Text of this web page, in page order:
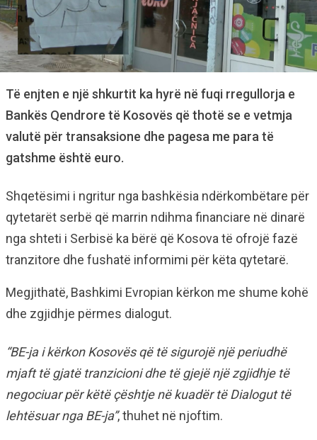
Të enjten e një shkurtit ka hyrë në fuqi rregullorja e
Bankës Qendrore të Kosovës që thotë se e vetmja
valutë për transaksione dhe pagesa me para të
gatshme është euro.
Shqetësimi i ngritur nga bashkësia ndërkombëtare për
qytetarët serbë që marrin ndihma financiare në dinarë
nga shteti i Serbisë ka bërë që Kosova të ofrojë fazë
tranzitore dhe fushatë informimi për këta qytetarë.
Megjithatë, Bashkimi Evropian kërkon me shume kohë
dhe zgjidhje përmes dialogut.
“BE-ja i kërkon Kosovës që të sigurojë një periudhë
mjaft të gjatë tranzicioni dhe të gjejë një zgjidhje të
negociuar për këtë çështje në kuadër të Dialogut të
lehtësuar nga BE-ja”, thuhet në njoftim.